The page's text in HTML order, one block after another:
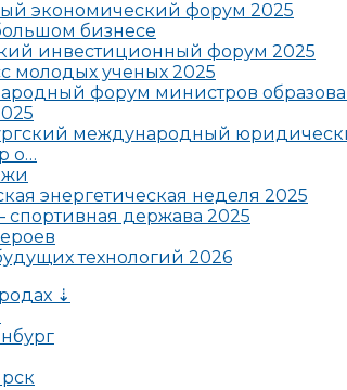
экономический форум 2025
бизнесе
инвестиционный форум 2025
молодых ученых 2025
форум министров
международный
о…
энергетическая неделя 2025
спортивная держава 2025
технологий 2026
⇣